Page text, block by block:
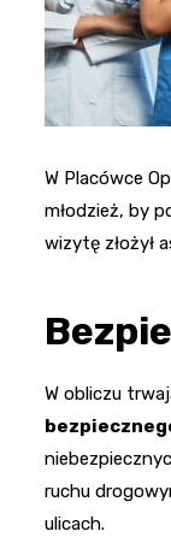
W Placówce
młodzież, by
wizytę złożył
W obliczu
ruchu
ulicach.